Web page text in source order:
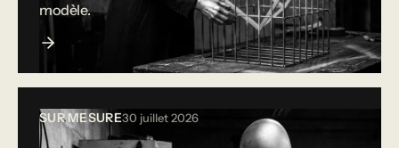
modèle.
SUR MESURE30 juillet 2026